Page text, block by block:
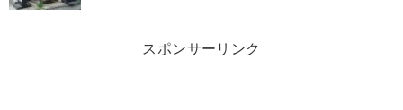
スポンサーリンク